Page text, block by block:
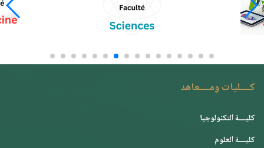
كــــليات ومــــعاهد
كليــــة التكنولوجيا
كليــــة العلوم